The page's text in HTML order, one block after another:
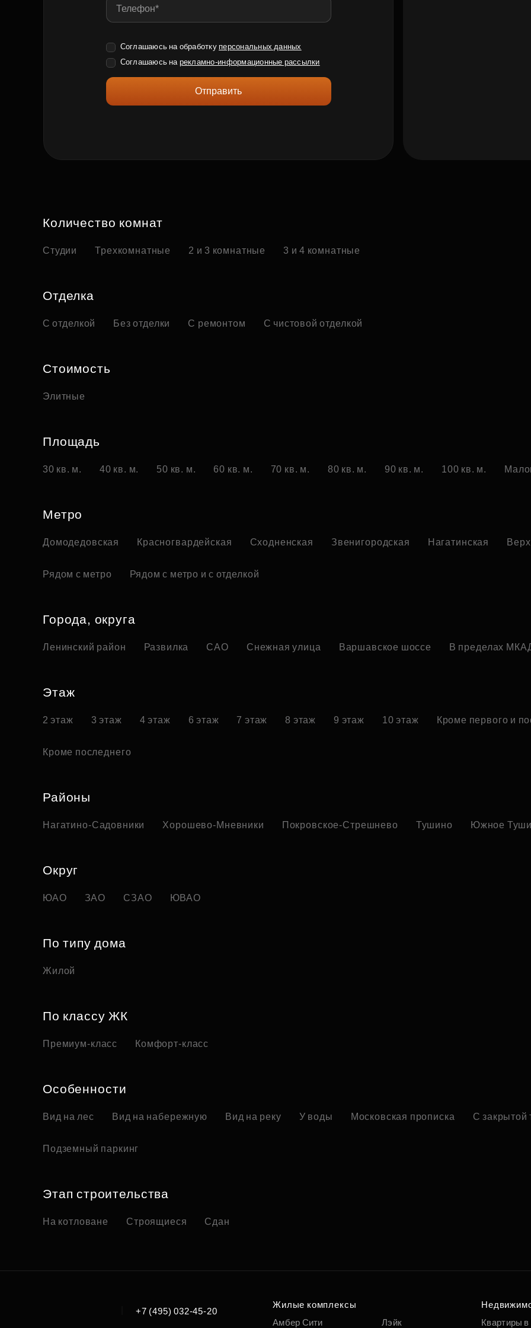
Соглашаюсь на обработку персональных данных
Соглашаюсь на рекламно-информационные рассылки
Отправить
Количество комнат
Студии Трехкомнатные 2 и 3 комнатные 3 и 4 комнатные
Отделка
С отделкой Без отделки С ремонтом С чистовой отделкой
Стоимость
Элитные
Площадь
30 кв. м. 40 кв. м. 50 кв. м. 60 кв. м. 70 кв. м. 80 кв. м. 90 кв. м. 100 кв. м.
Метро
Домодедовская Красногвардейская Сходненская Звенигородская Нагатинская
Рядом с метро Рядом с метро и с отделкой
Города, округа
Ленинский район Развилка САО Снежная улица Варшавское шоссе В пределах
Этаж
2 этаж 3 этаж 4 этаж 6 этаж 7 этаж 8 этаж 9 этаж 10 этаж Кроме первого и
Кроме последнего
Районы
Нагатино-Садовники Хорошево-Мневники Покровское-Стрешнево Тушино Южное
Округ
ЮАО ЗАО СЗАО ЮВАО
По типу дома
Жилой
По классу ЖК
Премиум-класс Комфорт-класс
Особенности
Вид на лес Вид на набережную Вид на реку У воды Московская прописка С закрытой
Подземный паркинг
Этап строительства
На котловане Строящиеся Сдан
+7 (495) 032-45-20
Жилые комплексы
Амбер Сити
Лэйк
Квартиры